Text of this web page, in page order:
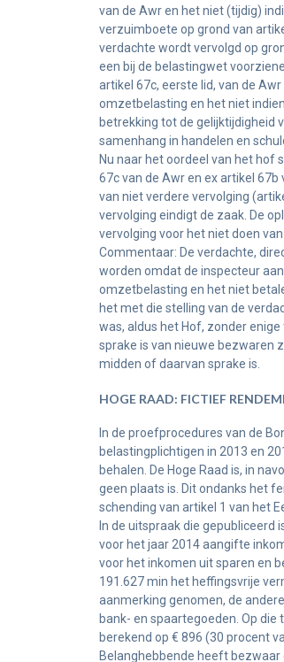
van de Awr en het niet (tijdig)
verzuimboete op grond van
verdachte wordt vervolgd op
een bij de belastingwet
artikel 67c, eerste lid, van de
omzetbelasting en het niet
betrekking tot de gelijktijdigheid
samenhang in handelen en
Nu naar het oordeel van het hof
67c van de Awr en ex artikel
van niet verdere vervolging
vervolging eindigt de zaak. De
vervolging voor het niet doen
Commentaar: De verdachte,
worden omdat de inspecteur
omzetbelasting en het niet
het met die stelling van de
was, aldus het Hof, zonder
sprake is van nieuwe bezwaren
midden of daarvan sprake is.
HOGE RAAD: FICTIEF
In de proefprocedures van de
belastingplichtigen in 2013 en
behalen. De Hoge Raad is, in
geen plaats is. Dit ondanks het
schending van artikel 1 van het
In de uitspraak die gepubliceerd
voor het jaar 2014 aangifte
voor het inkomen uit sparen en
191.627 min het heffingsvrije
aanmerking genomen, de
bank- en spaartegoeden. Op die
berekend op € 896 (30 procent
Belanghebbende heeft